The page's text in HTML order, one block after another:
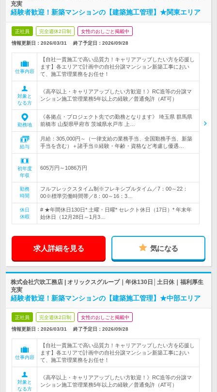
充実
経験者歓迎！新築マンションの【建築施工管理】★関東エリア
正社員 完全週休2日制 女性のおしごと掲載中
情報更新日：2026/03/31 終了予定日： 2026/09/28
仕事内容
【自社一貫施工で高い品質力！キャリアアップしたい方を応援し
ます】各エリアで計画中の自社分譲マンション新築工事におい
て、施工管理業務をお任せ！
対象と
なる方
《高卒以上・キャリアアップしたい方歓迎！》RC造等の分譲マ
ンション施工管理業務5年以上の経験／普通免許（AT可）
勤務地
《各拠点・プロジェクト先での勤務となります》 埼玉県 群馬県
前橋市 山梨県甲府市 茨城県水戸市 上…
給与
月給：305,000円～（一律支給の業務手当、全国勤務手当、新築
手当を含む）＋諸手当※経験・年齢・資格など考慮し優遇…
初年度
年収
605万円～1086万円
勤務
時間
フルフレックスタイム制※フレキシブルタイム／7：00～22：
00※標準労働時間帯／8：00～16：3…
休日
休暇
# ★年間休日130日* 土曜・日曜* セレクト休日（17日）* 年末年
始休日（12月28日～1月3…
求人詳細を見る 気になる
株式会社穴吹工務店 | オリックスグループ｜年休130日│土日休｜福利厚生
充実
経験者歓迎！新築マンションの【建築施工管理】★中部エリア
正社員 完全週休2日制 女性のおしごと掲載中
情報更新日：2026/03/31 終了予定日： 2026/09/28
仕事内容
【自社一貫施工で高い品質力！キャリアアップしたい方を応援し
ます】各エリアで計画中の自社分譲マンション新築工事におい
て、施工管理業務をお任せ！
対象と
なる方
《高卒以上・キャリアアップしたい方歓迎！》RC造等の分譲マ
ンション施工管理業務5年以上の経験／普通免許（AT可）